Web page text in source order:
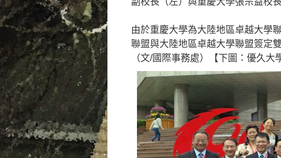
由於重慶大學為大陸地區卓越大學
聯盟與大陸地區卓越大學聯盟簽定
（文/國際事務處）【下圖：優久大